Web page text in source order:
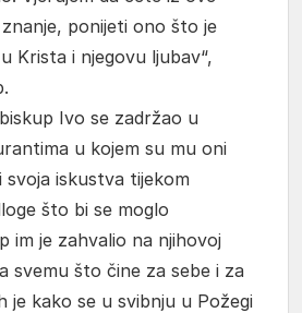
ponijeti ono što je
Krista i njegovu ljubav“,
Ivo se zadržao u
u kojem su mu oni
svoja iskustva tijekom
što bi se moglo
im je zahvalio na njihovoj
svemu što čine za sebe i za
je kako se u svibnju u Požegi